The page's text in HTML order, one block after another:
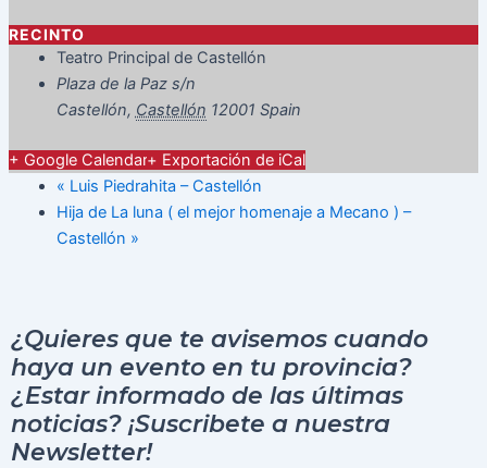
RECINTO
Teatro Principal de Castellón
Plaza de la Paz s/n
Castellón, Castellón 12001 Spain
+ Google Calendar+ Exportación de iCal
« Luis Piedrahita – Castellón
Hija de La luna ( el mejor homenaje a Mecano ) –
Castellón »
¿Quieres que te avisemos cuando
haya un evento en tu provincia?
¿Estar informado de las últimas
noticias? ¡Suscribete a nuestra
Newsletter!